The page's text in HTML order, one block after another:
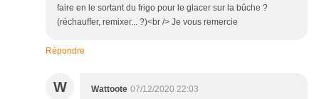
faire en le sortant du frigo pour le glacer sur la bûche ?
(réchauffer, remixer... ?)<br /> Je vous remercie
Répondre
W Wattoote 07/12/2020 22:03